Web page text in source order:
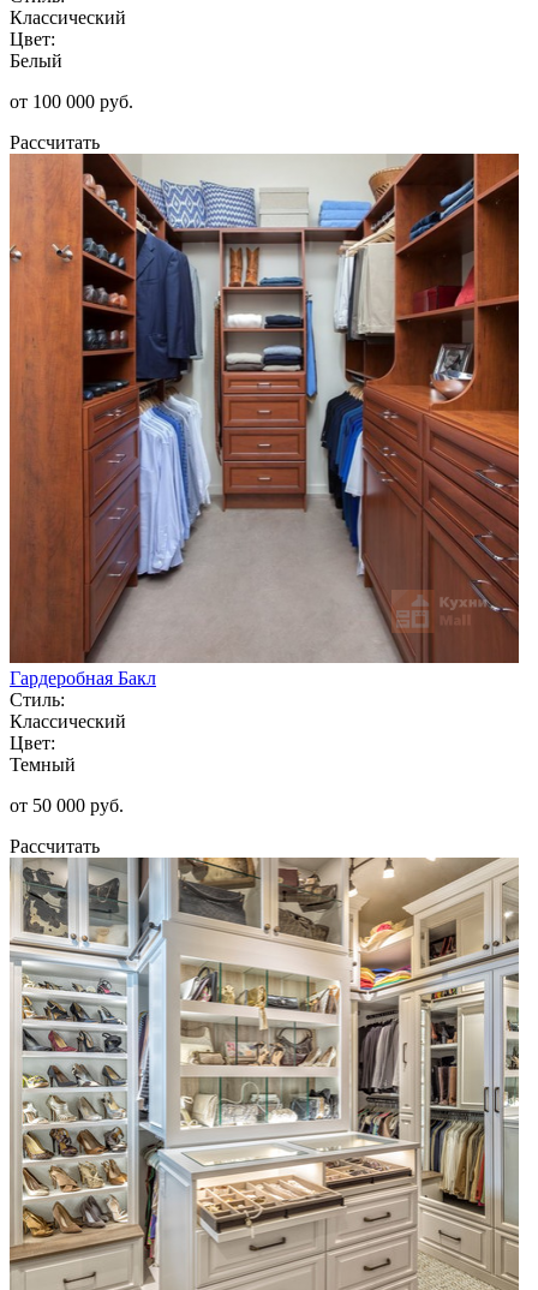
Классический
Цвет:
Белый
от 100 000 руб.
Рассчитать
Гардеробная Бакл
Стиль:
Классический
Цвет:
Темный
от 50 000 руб.
Рассчитать